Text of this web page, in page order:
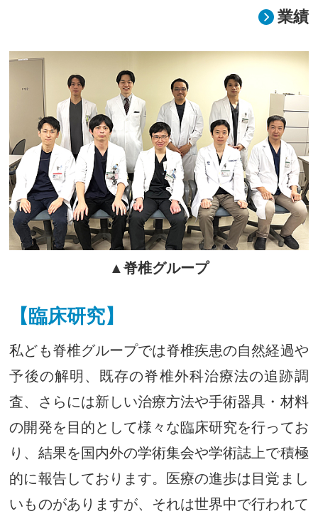
業績
▲脊椎グループ
【臨床研究】
私ども脊椎グループでは脊椎疾患の自然経過や
予後の解明、既存の脊椎外科治療法の追跡調
査、さらには新しい治療方法や手術器具・材料
の開発を目的として様々な臨床研究を行ってお
り、結果を国内外の学術集会や学術誌上で積極
的に報告しております。医療の進歩は目覚まし
いものがありますが、それは世界中で行われて